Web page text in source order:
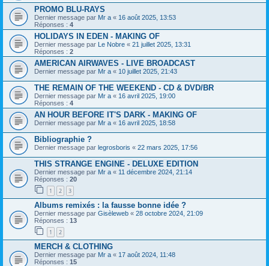
PROMO BLU-RAYS
Dernier message par Mr a « 16 août 2025, 13:53
Réponses : 4
HOLIDAYS IN EDEN - MAKING OF
Dernier message par Le Nobre « 21 juillet 2025, 13:31
Réponses : 2
AMERICAN AIRWAVES - LIVE BROADCAST
Dernier message par Mr a « 10 juillet 2025, 21:43
THE REMAIN OF THE WEEKEND - CD & DVD/BR
Dernier message par Mr a « 16 avril 2025, 19:00
Réponses : 4
AN HOUR BEFORE IT'S DARK - MAKING OF
Dernier message par Mr a « 16 avril 2025, 18:58
Bibliographie ?
Dernier message par legrosboris « 22 mars 2025, 17:56
THIS STRANGE ENGINE - DELUXE EDITION
Dernier message par Mr a « 11 décembre 2024, 21:14
Réponses : 20
1 2 3
Albums remixés : la fausse bonne idée ?
Dernier message par Gisèleweb « 28 octobre 2024, 21:09
Réponses : 13
1 2
MERCH & CLOTHING
Dernier message par Mr a « 17 août 2024, 11:48
Réponses : 15